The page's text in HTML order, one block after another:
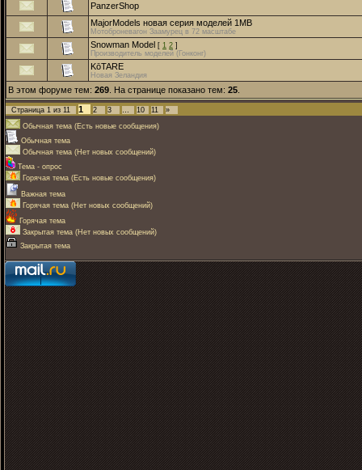
PanzerShop
MajorModels новая серия моделей 1МВ
Мотоброневагон Заамурец в 72 масштабе
Snowman Model [ 1 2 ]
Производитель моделей (Гонконг)
KōTARE
Новая Зеландия
В этом форуме тем: 269 . На странице показано тем: 25
Страница 1 из 11 1 2 3 … 10 11
»
Обычная тема (Есть новые сообщения)
Обычная тема
Обычная тема (Нет новых сообщений)
Тема - опрос
Горячая тема (Есть новые сообщения)
Важная тема
Горячая тема (Нет новых сообщений)
Горячая тема
Закрытая тема (Нет новых сообщений)
Закрытая тема